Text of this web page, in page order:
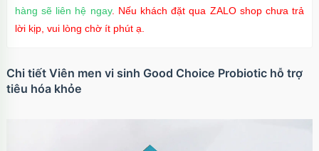
hàng sẽ liên hệ ngay. Nếu khách đặt qua ZALO shop chưa trả
lời kịp, vui lòng chờ ít phút ạ.
Chi tiết Viên men vi sinh Good Choice Probiotic hỗ trợ
tiêu hóa khỏe